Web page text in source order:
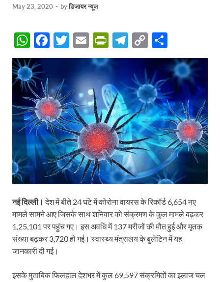
May 23, 2020 - byडिजायर न्यूज
W
h
at
s
A
p
p
F
ac
b
o
o
k
T
w
itt
er
E
m
ail
P
ri
nt
Fr
ie
n
dl
y
T
el
e
gr
a
m
C
o
p
y
Li
n
k
h
ar
e
नई दिल्ली। देश में बीते 24 घंटे में कोरोना वायरस के रिकॉर्ड 6,654 नए
मामले सामने आए जिसके साथ शनिवार को संक्रमण के कुल मामले बढ़कर
1,25,101 पर पहुंच गए। इस अवधि में 137 मरीजों की मौत हुई और मृतक
संख्या बढ़कर 3,720 हो गई। स्वास्थ्य मंत्रालय के बुलेटिन में यह
जानकारी दी गई।
इसके मुताबिक फिलहाल देशभर में कुल 69,597 संक्रमितों का इलाज चल